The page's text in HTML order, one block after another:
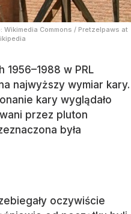
Wikimedia Commons / Pretzelpaws at
w PRL
najwyższy wymiar kary.
kary wyglądało
przez pluton
była
oczywiście